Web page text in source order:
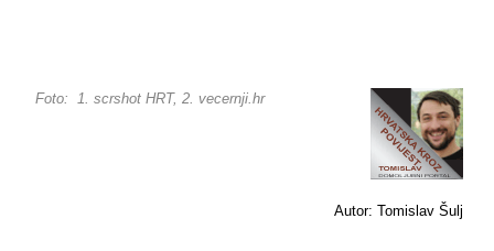
Foto: 1. scrshot HRT, 2. vecernji.hr
Autor: Tomislav Šulj